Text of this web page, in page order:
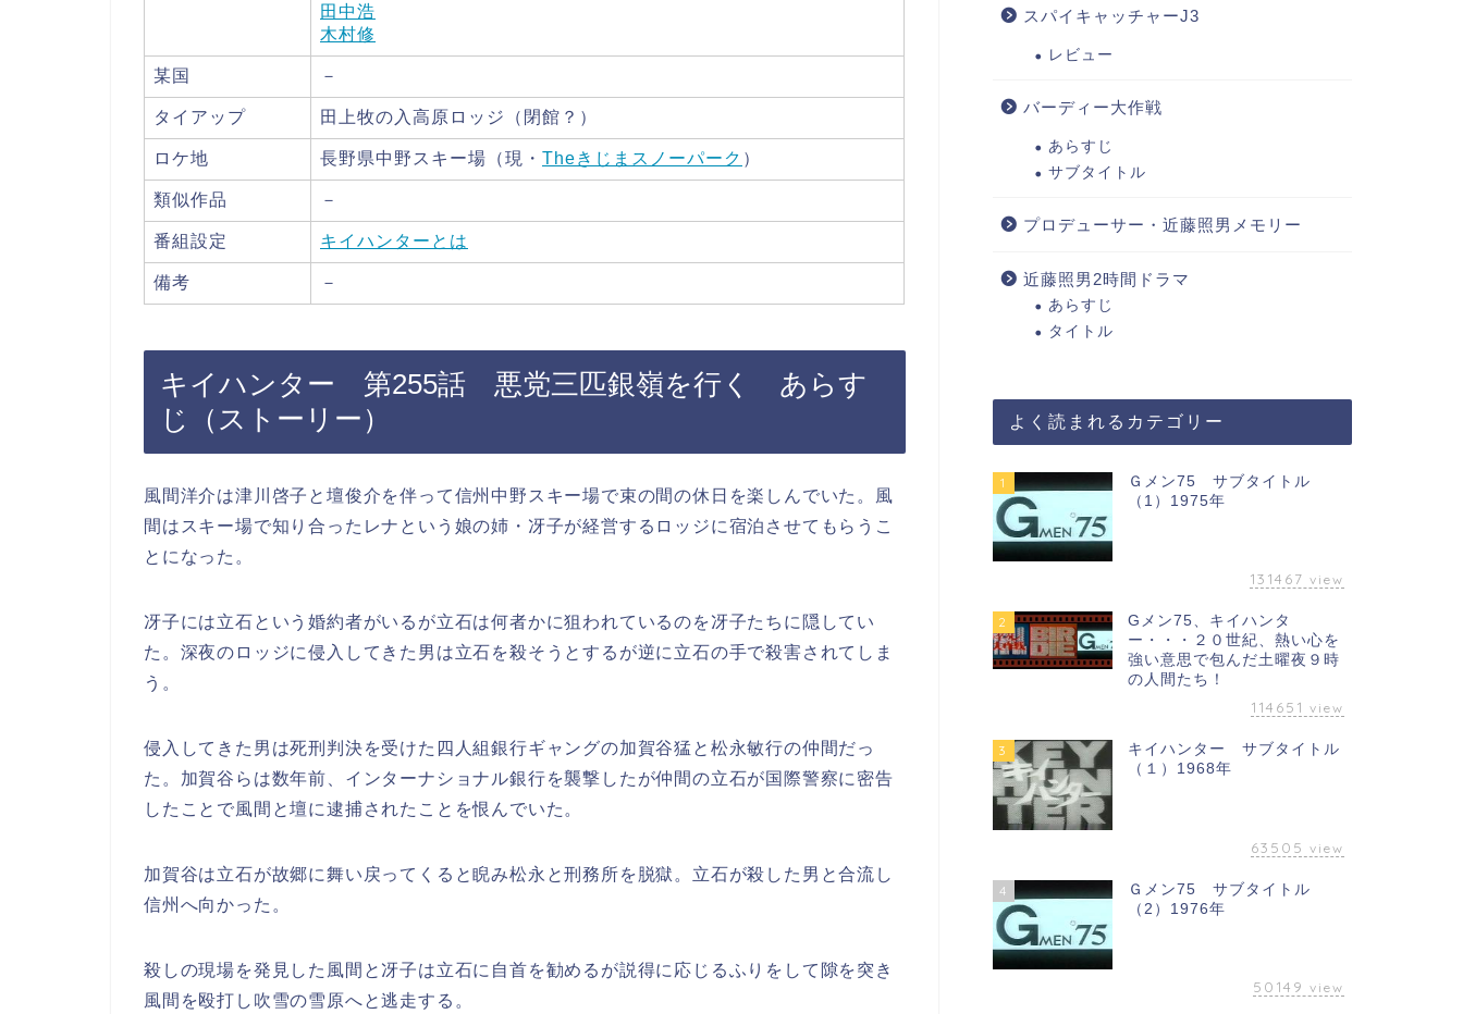
田中浩
木村修
某国 －
タイアップ 田上牧の入高原ロッジ（閉館？）
ロケ地 長野県中野スキー場（現・ Theきじまスノーパーク ）
類似作品 －
番組設定 キイハンターとは
備考 －
キイハンター 第255話 悪党三匹銀嶺を行く あらす
じ（ストーリー）
風間洋介は津川啓子と壇俊介を伴って信州中野スキー場で束の間の休日を楽しんでいた。風
間はスキー場で知り合ったレナという娘の姉・冴子が経営するロッジに宿泊させてもらうこ
とになった。
冴子には立石という婚約者がいるが立石は何者かに狙われているのを冴子たちに隠してい
た。深夜のロッジに侵入してきた男は立石を殺そうとするが逆に立石の手で殺害されてしま
う。
侵入してきた男は死刑判決を受けた四人組銀行ギャングの加賀谷猛と松永敏行の仲間だっ
た。加賀谷らは数年前、インターナショナル銀行を襲撃したが仲間の立石が国際警察に密告
したことで風間と壇に逮捕されたことを恨んでいた。
加賀谷は立石が故郷に舞い戻ってくると睨み松永と刑務所を脱獄。立石が殺した男と合流し
信州へ向かった。
殺しの現場を発見した風間と冴子は立石に自首を勧めるが説得に応じるふりをして隙を突き
風間を殴打し吹雪の雪原へと逃走する。
スパイキャッチャーJ3
レビュー
バーディー大作戦
あらすじ
サブタイトル
プロデューサー・近藤照男メモリー
近藤照男2時間ドラマ
あらすじ
タイトル
よく読まれるカテゴリー
1
Ｇメン75 サブタイトル
（1）1975年
131467 view
2
Gメン75、キイハンタ
ー・・・２０世紀、熱い心を
強い意思で包んだ土曜夜９時
の人間たち！
114651 view
3
キイハンター サブタイトル
（１）1968年
63505 view
4
Ｇメン75 サブタイトル
（2）1976年
50149 view